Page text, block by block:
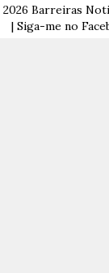
2026 Barreiras
| Siga-me no